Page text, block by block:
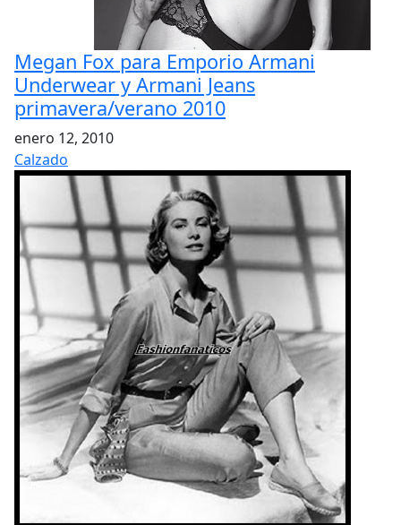
Megan Fox para Emporio Armani
Underwear y Armani Jeans
primavera/verano 2010
enero 12, 2010
Calzado